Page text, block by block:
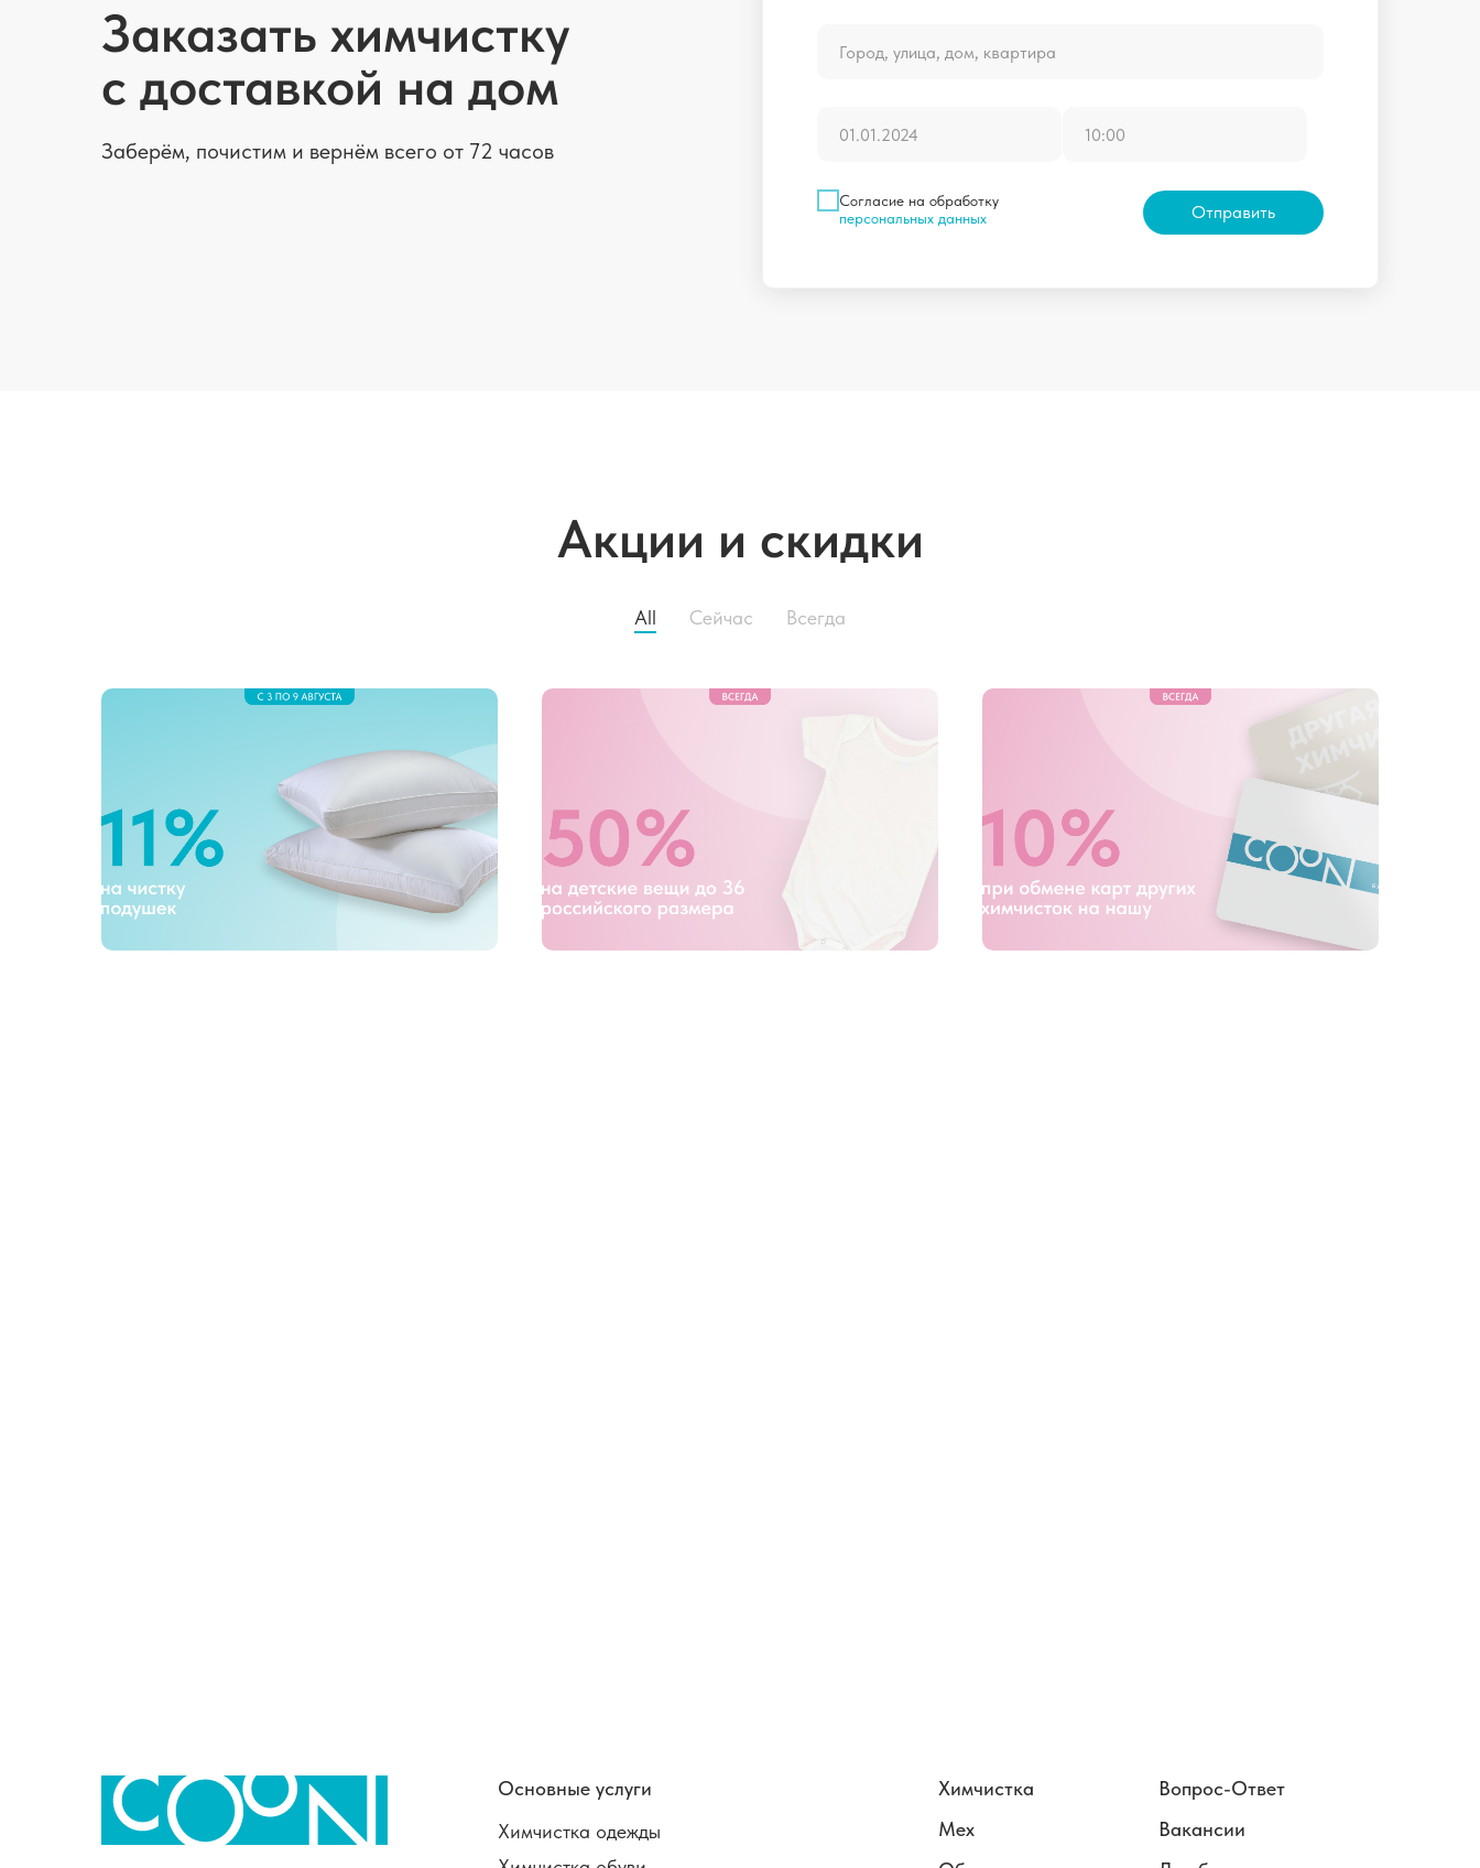
Заказать химчистку
с доставкой на дом
Заберём, почистим и вернём всего от 72 часов
Согласие на обработку
персональных данных
Отправить
Акции и скидки
All Cейчас Всегда
Химчистка одежды
Основные услуги
Химчистка
Мех
Вопрос-Ответ
Вакансии